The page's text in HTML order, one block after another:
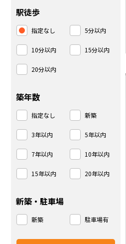
駅徒歩
指定なし 5分以内
10分以内 15分以内
20分以内
築年数
指定なし 新築
3年以内 5年以内
7年以内 10年以内
15年以内 20年以内
新築・駐車場
新築 駐車場有